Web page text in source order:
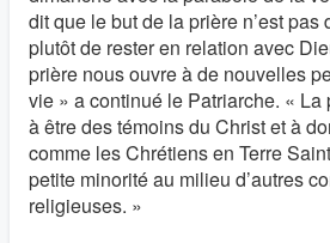
dit que le but de la prière n’est pas
plutôt de rester en relation avec
prière nous ouvre à de nouvelles
vie » a continué le Patriarche. «
à être des témoins du Christ et à
comme les Chrétiens en Terre
petite minorité au milieu d’autres
religieuses. »